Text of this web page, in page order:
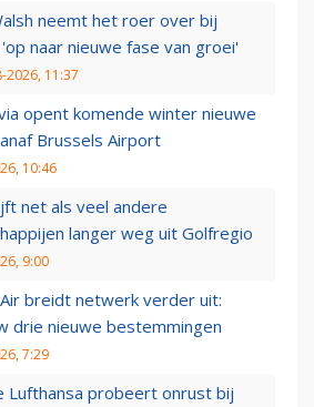
neemt het roer over bij
'op naar nieuwe fase van groei'
2026, 11:37
opent komende winter nieuwe
Brussels Airport
10:46
net als veel andere
langer weg uit Golfregio
9:00
breidt netwerk verder uit:
drie nieuwe bestemmingen
7:29
Lufthansa probeert onrust bij